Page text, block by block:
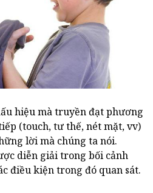
hiệu mà truyền đạt phương
(touch, tư thế, nét mặt, vv)
lời mà chúng ta nói.
diễn giải trong bối cảnh
điều kiện trong đó quan sát.